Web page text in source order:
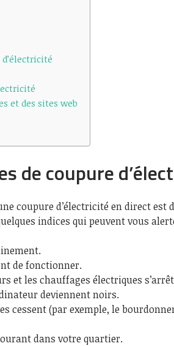
et des sites web
de coupure
coupure d’électricité en direct est
indices qui peuvent vous
de fonctionner.
et les chauffages électriques
deviennent noirs.
cessent (par exemple, le
dans votre quartier.